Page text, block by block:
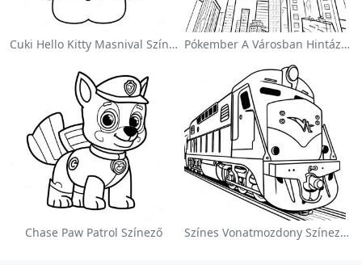
Cuki Hello Kitty Masnival Színezőlap Pókember A Városban Hintázva Színezőlap
Chase Paw Patrol Színező Színes Vonatmozdony Színezőlap